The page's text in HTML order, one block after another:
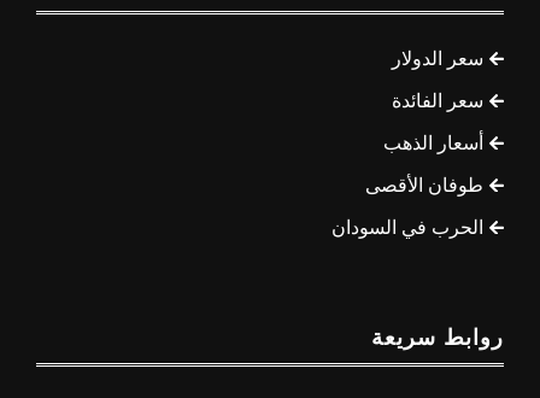
سعر الدولار
سعر الفائدة
أسعار الذهب
طوفان الأقصى
الحرب في السودان
روابط سريعة